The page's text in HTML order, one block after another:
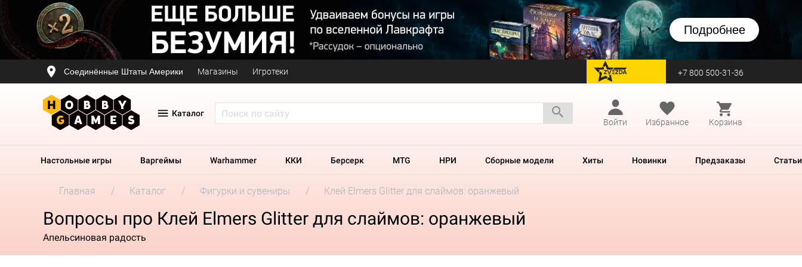
Подробнее
Соединённые Штаты Америки Магазины Игротеки перейти на Zvezda +7 800 500-31-36
Каталог
Войти
Избранное Корзина
Настольные игры Варгеймы Warhammer ККИ Берсерк MTG НРИ Сборные модели Хиты Новинки Предзаказы Статьи
Главная Каталог Фигурки и сувениры Клей Elmers Glitter для слаймов: оранжевый
Вопросы про Клей Elmers Glitter для слаймов: оранжевый
Апельсиновая радость